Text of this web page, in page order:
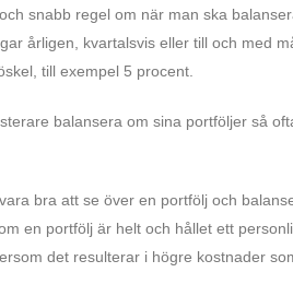
snabb regel om när man ska
årligen, kvartalsvis eller till och med
till exempel 5 procent.
balansera om sina portföljer så
bra att se över en portfölj och
en portfölj är helt och hållet ett
det resulterar i högre kostnader